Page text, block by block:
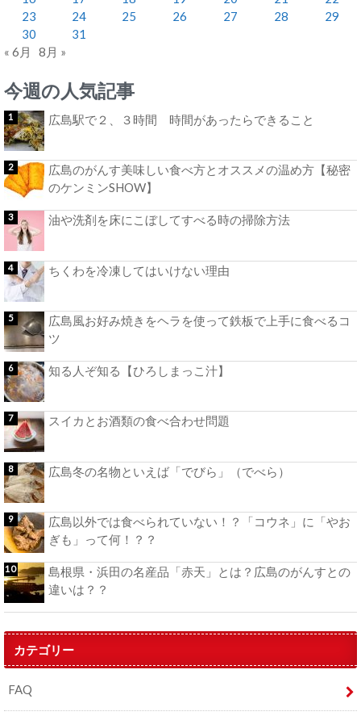
23
24 25 26 27 28
29
30
31
« 6月
8月 »
今週の人気記事
広島駅で２、３時間 時間があったらできること
広島のがんす美味しい食べ方とオススメの温め方【秘密
のケンミンSHOW】
油や洗剤を床にこぼしてすべる時の掃除方法
ちくわを冷凍してはいけない理由
広島風お好み焼きをヘラを使って鉄板で上手に食べるコ
ツ
知る人ぞ知る【ひろしまっこ汁】
スイカとお酒類の食べ合わせ問題
広島冬の名物といえば「でびら」（でべら）
広島以外では食べられていない！？「コウネ」に「やお
ぎも」って何！？？
島根県・浜田の名産品「赤天」とは？広島のがんすとの
違いは？？
カテゴリー
FAQ